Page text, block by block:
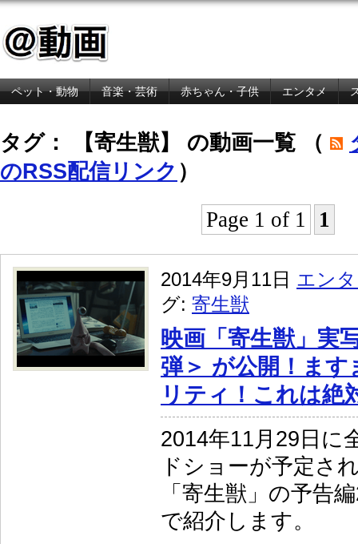
ペット・動物 音楽・芸術 赤ちゃん・子供 エンタメ
タグ： 【寄生獣】 の動画一覧 （
のRSS配信リンク ）
Page 1 of 1
1
2014年9月11日 エン
グ: 寄生獣
映画「寄生獣」実
弾＞ が公開！ます
リティ！これは絶
2014年11月29日に
ドショーが予定さ
「寄生獣」の予告
で紹介します。